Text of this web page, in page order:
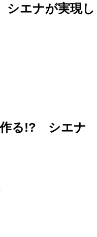
シエナが実現し
作る!? シエナ